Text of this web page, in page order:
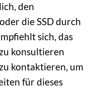
den
die SSD durch
sich, das
konsultieren
kontaktieren, um
für dieses